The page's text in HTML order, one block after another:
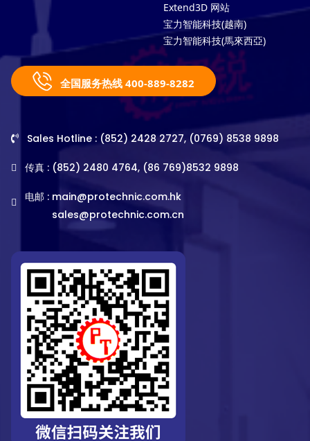
Extend3D 网站
宝力智能科技(越南)
宝力智能科技(馬來西亞)
全国服务热线 400-889-8282
Sales Hotline : (852) 2428 2727, (0769) 8538 9898
传真 : (852) 2480 4764, (86 769)8532 9898
电邮 : main@protechnic.com.hk
sales@protechnic.com.cn